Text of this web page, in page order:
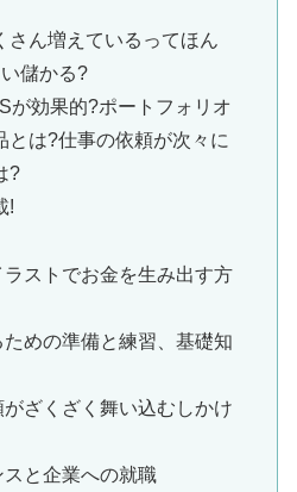
さん増えているってほん
儲かる?
が効果的?ポートフォリオ
とは?仕事の依頼が次々に
?
!
ストでお金を生み出す方
めの準備と練習、基礎知
ざくざく舞い込むしかけ
と企業への就職